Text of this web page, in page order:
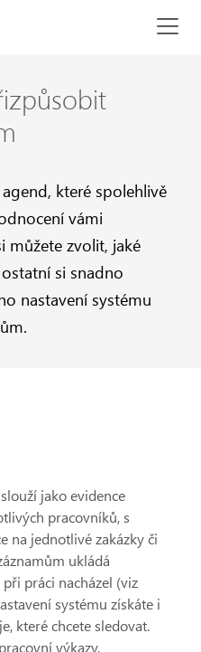
které spolehlivě
vámi
můžete zvolit, jaké
si snadno
nastavení systému
jako evidence
pracovníků, s
na jednotlivé zakázky či
ukládá
práci nacházel (viz
systému získáte i
které chcete sledovat.
výkazy,